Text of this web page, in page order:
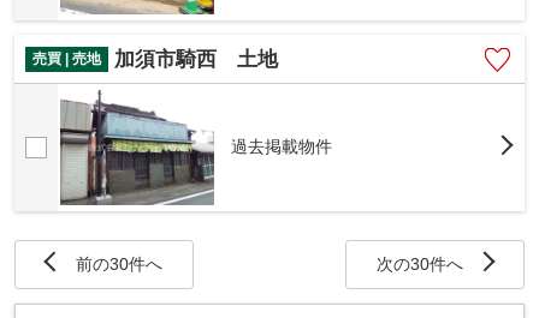
売買 | 売地 加須市騎西 土地
過去掲載物件
前の30件へ 次の30件へ